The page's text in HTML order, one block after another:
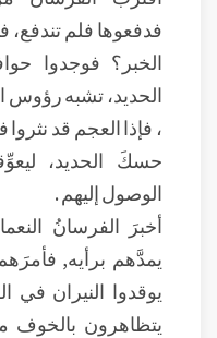
فدفعوها فلم تندفع،
الخبر؟ فوجدوا
الحديد، تشبه رؤوس
، فإذا العجم قد
حسكَ الحديد،
الوصول إليهم .
أخبرَ الفرسانُ
يمدَّهم برأيه,
يوقدوا النيران في
يتظاهرون بالخوف